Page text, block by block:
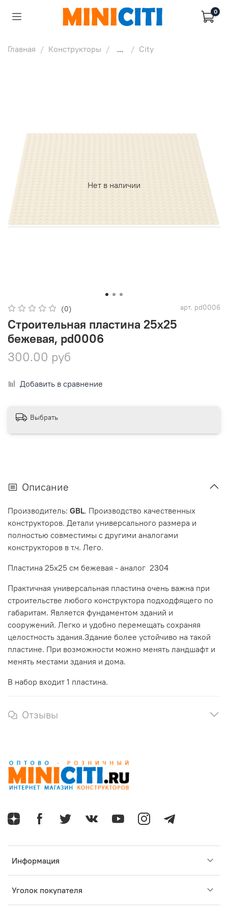
0
Главная Конструкторы ... City
Нет в наличии
(0) арт. pd0006
Строительная пластина 25х25
бежевая, pd0006
300.00 руб
Добавить в сравнение
Выбрать
Описание
Производитель: GBL. Производство качественных
конструкторов. Детали универсального размера и
полностью совместимы с другими аналогами
конструкторов в т.ч. Лего.
Пластина 25x25 см бежевая - аналог 2304
Практичная универсальная пластина очень важна при
строительстве любого конструктора подходфящего по
габаритам. Является фундаментом зданий и
сооружений. Легко и удобно перемещать сохраняя
целостность здания.Здание более устойчиво на такой
пластине. При возможности можно менять ландшафт и
менять местами здания и дома.
В набор входит 1 пластина.
Отзывы
Информация
Уголок покупателя